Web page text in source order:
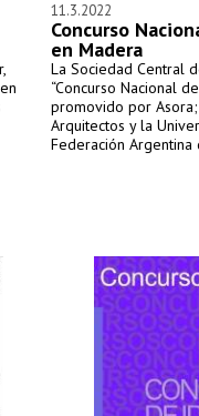
11.3.2022
Concurso
en Madera
La Sociedad Central
“Concurso Nacional
promovido por
Arquitectos y la
Federación Argentina